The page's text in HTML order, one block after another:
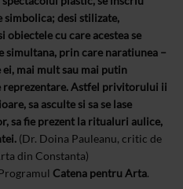
simbolica; desi stilizate,
obiectele cu care acestea se
simultana, prin care naratiunea –
mai mult sau mai putin
reprezentare. Astfel privitorului ii
sa asculte si sa se lase
sa fie prezent la ritualuri aulice,
(Dr. Doina Pauleanu, critic de
din Constanta)
Catena pentru Arta.